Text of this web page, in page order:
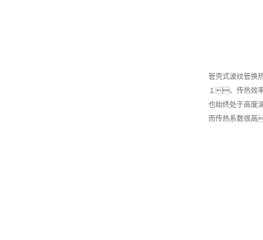
管壳式波纹管
１、传热效
也始终处于高
而传热系数很